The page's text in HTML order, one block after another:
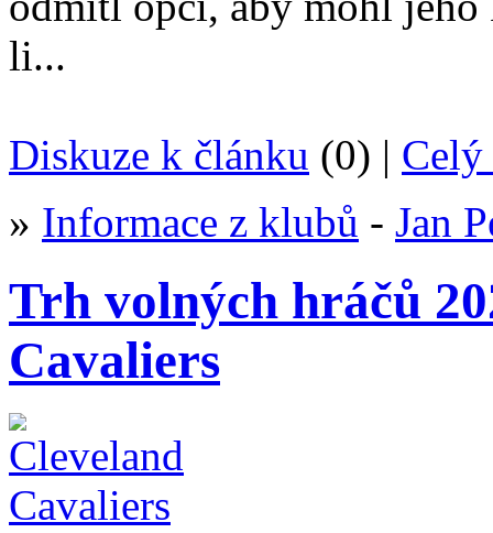
li...
Diskuze k článku (0) | Celý
» Informace z klubů - Jan
Trh volných hráčů
Cavaliers